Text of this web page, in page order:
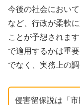
今後の社会におい
など、行政が柔軟
ことが予想されま
で適用するかは重
でなく、実務上の
侵害留保説は「市